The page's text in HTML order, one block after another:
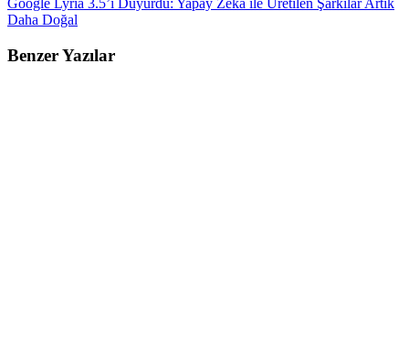
Daha Doğal
Benzer Yazılar